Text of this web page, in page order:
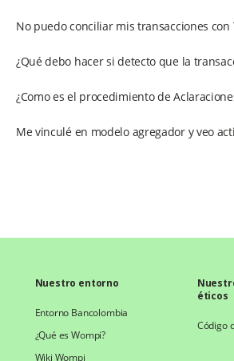
No puedo conciliar mis transacciones con
¿Qué debo hacer si detecto que la
¿Como es el procedimiento de
Me vinculé en modelo agregador y veo
Nuestro entorno
Entorno Bancolombia
¿Qué es Wompi?
Wiki Wompi
éticos
Código